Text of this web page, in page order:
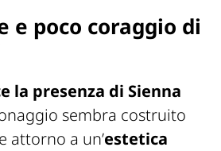
e poco coraggio di
la presenza di Sienna
sembra costruito
attorno a un’estetica